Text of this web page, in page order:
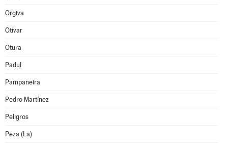
Orgiva
Otívar
Otura
Padul
Pampaneira
Pedro Martínez
Peligros
Peza (La)